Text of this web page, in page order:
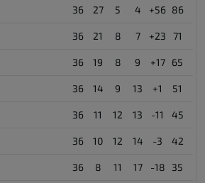
36 27 5 4 +56 86
36 21 8 7 +23 71
36 19 8 9 +17 65
36 14 9 13 +1 51
36 11 12 13 -11 45
36 10 12 14 -3 42
36 8 11 17 -18 35